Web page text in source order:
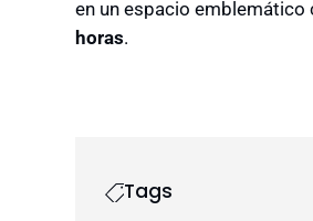
en un espacio emblemático
horas.
Tags